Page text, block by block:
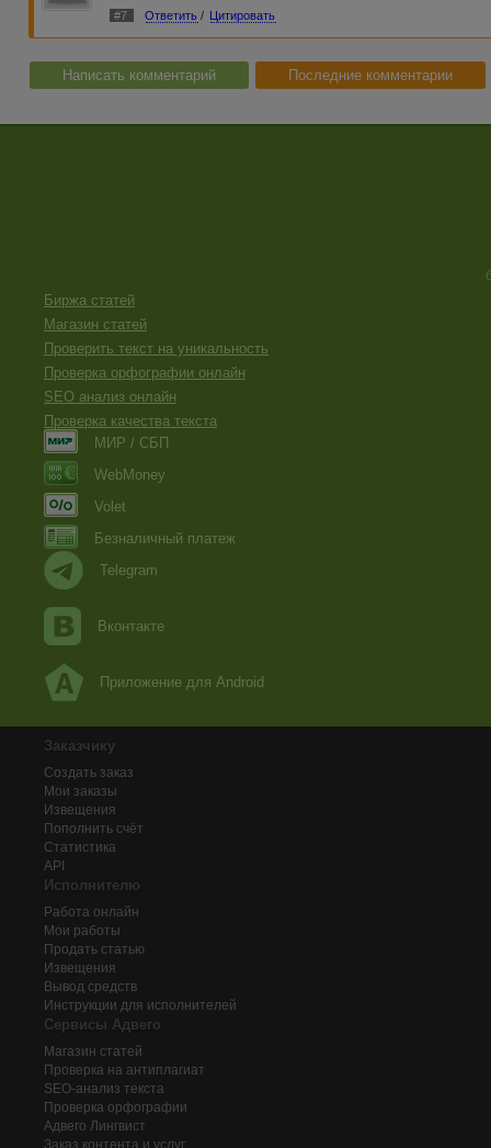
#7 Ответить / Цитировать
Написать комментарий Последние комментарии
Биржа статей
Магазин статей
Проверить текст на уникальность
Проверка орфографии онлайн
SEO анализ онлайн
Проверка качества текста
МИР / СБП
WebMoney
Volet
Безналичный платеж
Telegram
Вконтакте
Приложение для Android
Заказчику
Создать заказ
Мои заказы
Извещения
Пополнить счёт
Статистика
API
Исполнителю
Работа онлайн
Мои работы
Продать статью
Извещения
Вывод средств
Инструкции для исполнителей
Сервисы Адвего
Магазин статей
Проверка на антиплагиат
SEO-анализ текста
Проверка орфографии
Адвего Лингвист
Заказ контента и услуг